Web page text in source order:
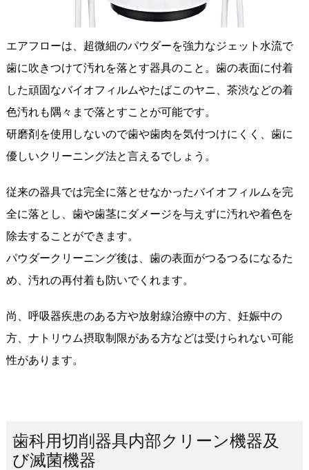
エアフローは、超微細のパウダーを強力なジェット水流で
歯に吹きつけて汚れを落とす器具のこと。歯の表面に付着
した頑固なバイオフィルムやたばこのヤニ、茶渋などの着
色汚れも隅々まで落とすことが可能です。
研磨剤を使用しないので歯や歯肉を気付つけにくく、歯に
優しいクリーニング法と言えるでしょう。
従来の器具では完全に落とせなかったバイオフィルムを完
全に落とし、歯や歯茎にダメージを与えずに汚れや着色を
除去することができます。
パウダークリーニング後は、歯の表面がつるつるになるた
め、汚れの再付着も防いでくれます。
尚、呼吸器疾患のある方や放射線治療中の方、妊娠中の
方、ナトリウム摂取制限がある方などは受けられない可能
性があります。
歯科用切削器具内部クリーン機器及
び滅菌機器